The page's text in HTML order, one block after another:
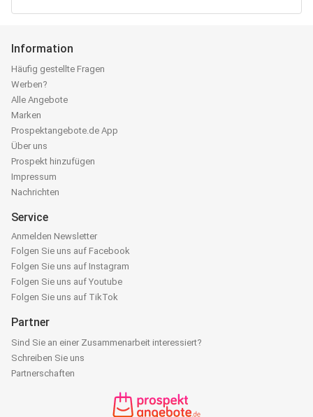
Information
Häufig gestellte Fragen
Werben?
Alle Angebote
Marken
Prospektangebote.de App
Über uns
Prospekt hinzufügen
Impressum
Nachrichten
Service
Anmelden Newsletter
Folgen Sie uns auf Facebook
Folgen Sie uns auf Instagram
Folgen Sie uns auf Youtube
Folgen Sie uns auf TikTok
Partner
Sind Sie an einer Zusammenarbeit interessiert?
Schreiben Sie uns
Partnerschaften